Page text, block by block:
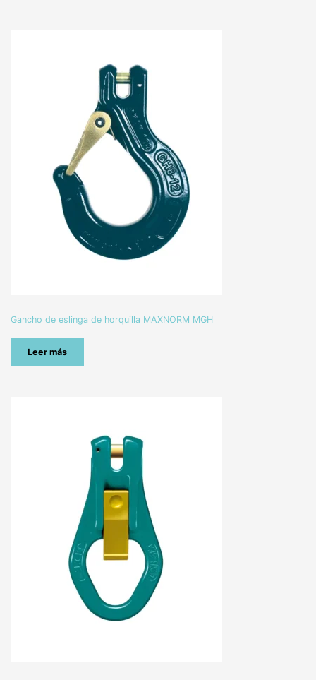
Gancho de eslinga de horquilla MAXNORM MGH
Leer más